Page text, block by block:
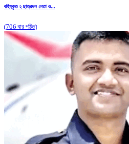
বহিষ্কৃত ২ ছাত্রদল নেতা ও...
(706 বার পঠিত)